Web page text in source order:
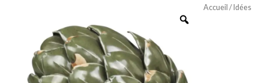
Accueil / Idées